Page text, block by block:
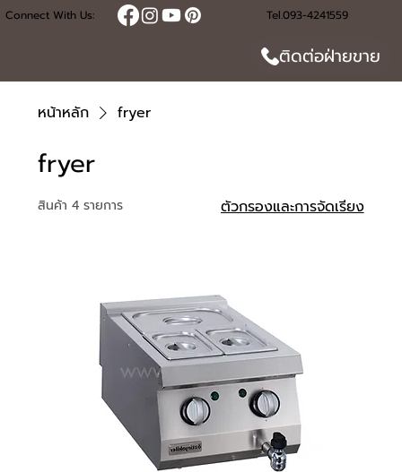
Connect With Us: Tel.093-4241559
ติดต่อฝ่ายขาย
หน้าหลัก fryer
fryer
สินค้า 4 รายการ ตัวกรองและการจัดเรียง